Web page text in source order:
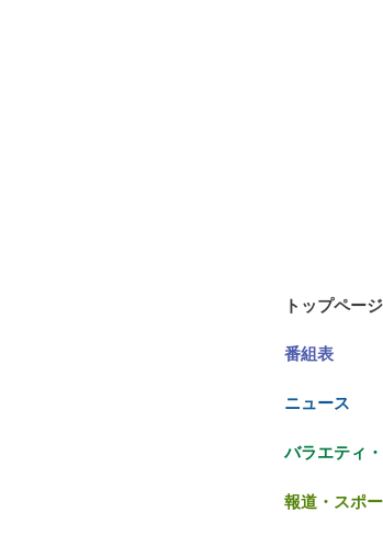
トップページ
番組表
ニュース
バラエティ
報道・スポ